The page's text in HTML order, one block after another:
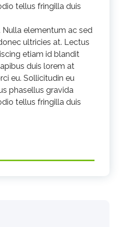
tellus fringilla duis
elementum ac sed
ultricies at. Lectus
etiam id blandit
duis lorem at
eu. Sollicitudin eu
phasellus gravida
tellus fringilla duis